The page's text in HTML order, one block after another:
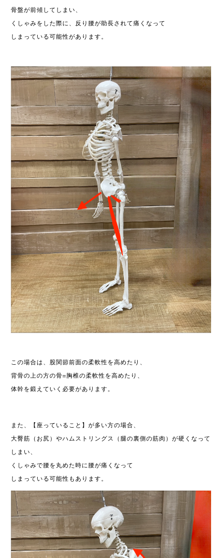
骨盤が前傾してしまい、
くしゃみをした際に、反り腰が助長されて痛くなって
しまっている可能性があります。
この場合は、股関節前面の柔軟性を高めたり、
背骨の上の方の骨=胸椎の柔軟性を高めたり、
体幹を鍛えていく必要があります。
また、【座っていること】が多い方の場合、
大臀筋（お尻）やハムストリングス（腿の裏側の筋肉）が硬くなって
しまい、
くしゃみで腰を丸めた時に腰が痛くなって
しまっている可能性もあります。